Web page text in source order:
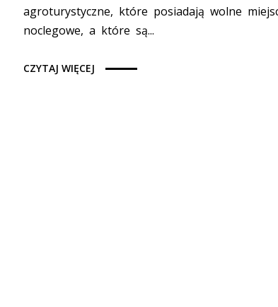
agroturystyczne, które posiadają wolne
noclegowe, a które są...
CZYTAJ WIĘCEJ